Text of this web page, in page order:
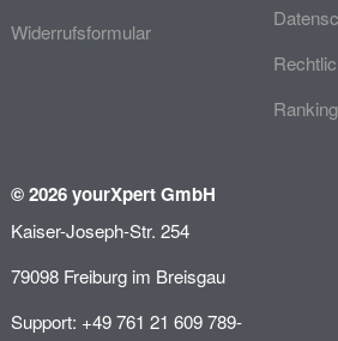
Widerrufsformular
© 2026 yourXpert GmbH
Kaiser-Joseph-Str. 254
79098 Freiburg im Breisgau
Support: +49 761 21 609 789-